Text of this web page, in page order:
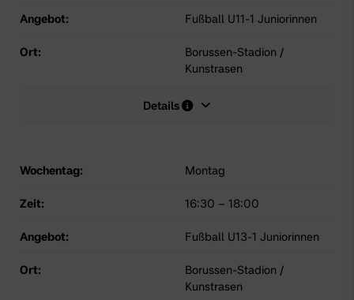
Angebot: Fußball U11-1 Juniorinnen
Ort:
Borussen-Stadion /
Kunstrasen
Details
Wochentag: Montag
Zeit: 16:30 – 18:00
Angebot: Fußball U13-1 Juniorinnen
Ort:
Borussen-Stadion /
Kunstrasen